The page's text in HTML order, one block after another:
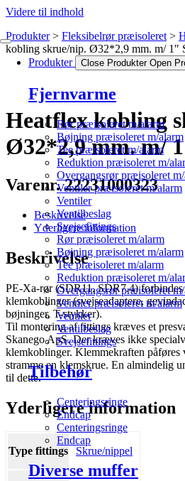
Videre til indhold
Produkter Close Produkter Open
Fjernvarme
Rør præisoleret m/alarm
Bøjning præisoleret m/alarm
Tee præisoleret m/alarm
Reduktion præisoleret m/
Overgangsrør præisoleret
Ventiler præisoleret m/alarm
Ventiler
Ventilbeslag
Svejsefittings
Rør præisoleret m/alarm
Bøjning præisoleret m/alarm
Tee præisoleret m/alarm
Reduktion præisoleret m/
Overgangsrør præisoleret
Ventiler præisoleret m/alarm
Ventiler
Ventilbeslag
Svejsefittings
Tilbehør
Centeringsringe
Endcap
Centeringsringe
Endcap
Diverse muffer
Produkter Fleksibelrør præisoleret
kobling skrue/nip. Ø32*2,9 mm. m/ 1″
Heatflex kobling
Ø32*2,9 mm. m/
Varenr. 22231000323
Beskrivelse
Yderligere information
Beskrivelse
PE-Xa-rør (SDR11, SDR7.4)
klemkoblinger (svejseadaptere,
bøjninger, T-stykker).
Til montering af fittings kræves et
Skanego ApS. Der kræves ikke
klemkoblinger. Klemmekraften påføres
stramme en klemskrue. En almindelig
til dette.
Yderligere information
Type fittings Skrue/nippel